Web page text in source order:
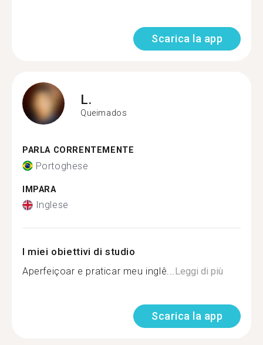
Scarica la app
L.
Queimados
PARLA CORRENTEMENTE
Portoghese
IMPARA
Inglese
I miei obiettivi di studio
Aperfeiçoar e praticar meu inglê...Leggi di più
Scarica la app